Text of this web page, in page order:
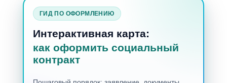
ГИД ПО ОФОРМЛЕНИЮ
Интерактивная карта:
как оформить социальный
контракт